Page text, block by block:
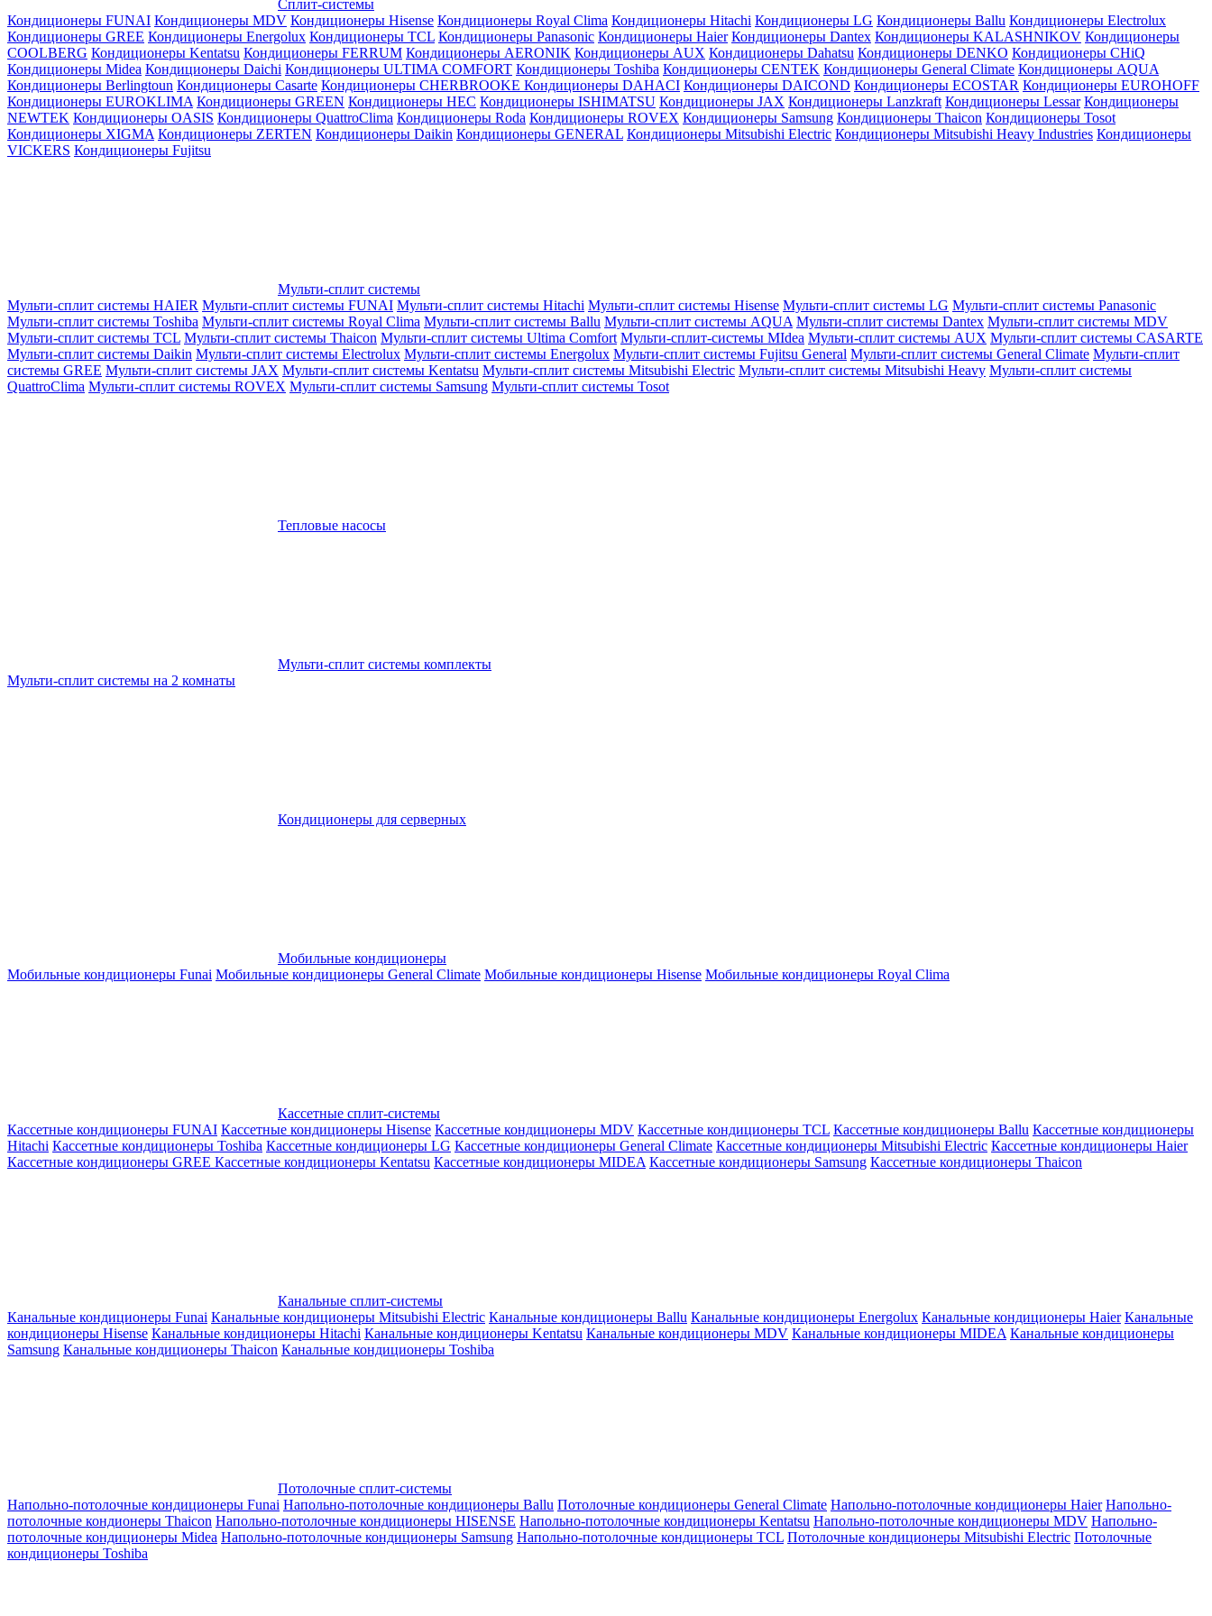
Сплит-системы
Кондиционеры FUNAI Кондиционеры MDV Кондиционеры Hisense Кондиционеры Royal Clima Кондиционеры Hitachi Кондиционеры LG Кондиционеры Ballu Кондиционеры Electrolux
Кондиционеры GREE Кондиционеры Energolux Кондиционеры TCL Кондиционеры Panasonic Кондиционеры Haier Кондиционеры Dantex Кондиционеры KALASHNIKOV Кондиционеры
СOOLBERG Кондиционеры Kentatsu Кондиционеры FERRUM Кондиционеры AERONIK Кондиционеры AUX Кондиционеры Dahatsu Кондиционеры DENKO Кондиционеры CHiQ
Кондиционеры Midea Кондиционеры Daichi Кондиционеры ULTIMA COMFORT Кондиционеры Toshiba Кондиционеры CENTEK Кондиционеры General Climate Кондиционеры AQUA
Кондиционеры Berlingtoun Кондиционеры Casarte Кондиционеры CHERBROOKE Кондиционеры DAHACI Кондиционеры DAICOND Кондиционеры ECOSTAR Кондиционеры EUROHOFF
Кондиционеры EUROKLIMA Кондиционеры GREEN Кондиционеры HEC Кондиционеры ISHIMATSU Кондиционеры JAX Кондиционеры Lanzkraft Кондиционеры Lessar Кондиционеры
NEWTEK Кондиционеры OASIS Кондиционеры QuattroClima Кондиционеры Roda Кондиционеры ROVEX Кондиционеры Samsung Кондиционеры Thaicon Кондиционеры Tosot
Кондиционеры XIGMA Кондиционеры ZERTEN Кондиционеры Daikin Кондиционеры GENERAL Кондиционеры Mitsubishi Electric Кондиционеры Mitsubishi Heavy Industries Кондиционеры
VICKERS Кондиционеры Fujitsu
Мульти-сплит системы
Мульти-сплит системы HAIER Мульти-сплит системы FUNAI Мульти-сплит системы Hitachi Мульти-сплит системы Hisense Мульти-сплит системы LG Мульти-сплит системы Panasonic
Мульти-сплит системы Toshiba Мульти-сплит системы Royal Clima Мульти-сплит системы Ballu Мульти-сплит системы AQUA Мульти-сплит системы Dantex Мульти-сплит системы MDV
Мульти-сплит системы TCL Мульти-сплит системы Thaicon Мульти-сплит системы Ultima Comfort Мульти-сплит-системы MIdea Мульти-сплит системы AUX Мульти-сплит системы CASARTE
Мульти-сплит системы Daikin Мульти-сплит системы Electrolux Мульти-сплит системы Energolux Мульти-сплит системы Fujitsu General Мульти-сплит системы General Climate Мульти-сплит
системы GREE Мульти-сплит системы JAX Мульти-сплит системы Kentatsu Мульти-сплит системы Mitsubishi Electric Мульти-сплит системы Mitsubishi Heavy Мульти-сплит системы
QuattroClima Мульти-сплит системы ROVEX Мульти-сплит системы Samsung Мульти-сплит системы Tosot
Тепловые насосы
Мульти-сплит системы комплекты
Мульти-сплит системы на 2 комнаты
Кондиционеры для серверных
Мобильные кондиционеры
Мобильные кондиционеры Funai Мобильные кондиционеры General Climate Мобильные кондиционеры Hisense Мобильные кондиционеры Royal Clima
Кассетные сплит-системы
Кассетные кондиционеры FUNAI Кассетные кондиционеры Hisense Кассетные кондиционеры MDV Кассетные кондиционеры TCL Кассетные кондиционеры Ballu Кассетные кондиционеры
Hitachi Кассетные кондиционеры Toshiba Кассетные кондиционеры LG Кассетные кондиционеры General Climate Кассетные кондиционеры Mitsubishi Electric Кассетные кондиционеры Haier
Кассетные кондиционеры GREE Кассетные кондиционеры Kentatsu Кассетные кондиционеры MIDEA Кассетные кондиционеры Samsung Кассетные кондиционеры Thaicon
Канальные сплит-системы
Канальные кондиционеры Funai Канальные кондиционеры Mitsubishi Electric Канальные кондиционеры Ballu Канальные кондиционеры Energolux Канальные кондиционеры Haier Канальные
кондиционеры Hisense Канальные кондиционеры Hitachi Канальные кондиционеры Kentatsu Канальные кондиционеры MDV Канальные кондиционеры MIDEA Канальные кондиционеры
Samsung Канальные кондиционеры Thaicon Канальные кондиционеры Toshiba
Потолочные сплит-системы
Напольно-потолочные кондиционеры Funai Напольно-потолочные кондиционеры Ballu Потолочные кондиционеры General Climate Напольно-потолочные кондиционеры Haier Напольно-
потолочные кондионеры Thaicon Напольно-потолочные кондиционеры HISENSE Напольно-потолочные кондиционеры Kentatsu Напольно-потолочные кондиционеры MDV Напольно-
потолочные кондиционеры Midea Напольно-потолочные кондиционеры Samsung Напольно-потолочные кондиционеры TCL Потолочные кондиционеры Mitsubishi Electric Потолочные
кондиционеры Toshiba